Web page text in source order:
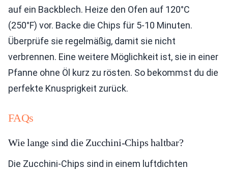
auf ein Backblech. Heize den Ofen auf 120°C
(250°F) vor. Backe die Chips für 5-10 Minuten.
Überprüfe sie regelmäßig, damit sie nicht
verbrennen. Eine weitere Möglichkeit ist, sie in einer
Pfanne ohne Öl kurz zu rösten. So bekommst du die
perfekte Knusprigkeit zurück.
FAQs
Wie lange sind die Zucchini-Chips haltbar?
Die Zucchini-Chips sind in einem luftdichten